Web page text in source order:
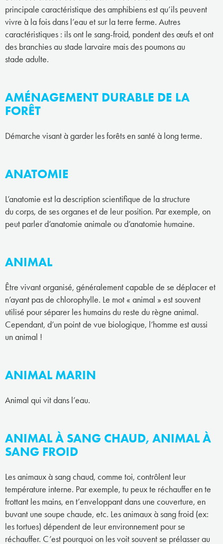
principale caractéristique des amphibiens est qu’ils peuvent
vivre à la fois dans l’eau et sur la terre ferme. Autres
caractéristiques : ils ont le sang-froid, pondent des œufs et ont
des branchies au stade larvaire mais des poumons au
stade adulte.
AMÉNAGEMENT DURABLE DE LA
FORÊT
Démarche visant à garder les forêts en santé à long terme.
ANATOMIE
L’anatomie est la description scientifique de la structure
du corps, de ses organes et de leur position. Par exemple, on
peut parler d’anatomie animale ou d’anatomie humaine.
ANIMAL
Être vivant organisé, généralement capable de se déplacer et
n’ayant pas de chlorophylle. Le mot « animal » est souvent
utilisé pour séparer les humains du reste du règne animal.
Cependant, d’un point de vue biologique, l’homme est aussi
un animal !
ANIMAL MARIN
Animal qui vit dans l’eau.
ANIMAL À SANG CHAUD, ANIMAL À
SANG FROID
Les animaux à sang chaud, comme toi, contrôlent leur
température interne. Par exemple, tu peux te réchauffer en te
frottant les mains, en t’enveloppant dans une couverture, en
buvant une soupe chaude, etc. Les animaux à sang froid (ex:
les tortues) dépendent de leur environnement pour se
réchauffer. C’est pourquoi on les voit souvent se prélasser au